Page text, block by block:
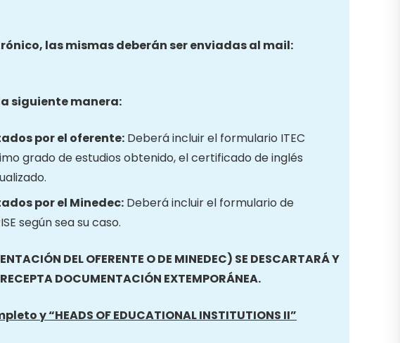
las mismas deberán ser enviadas al mail:
siguiente manera:
por el oferente: Deberá incluir el formulario ITEC
grado de estudios obtenido, el certificado de inglés
por el Minedec: Deberá incluir el formulario de
según sea su caso.
DEL OFERENTE O DE MINEDEC) SE DESCARTARÁ Y
DOCUMENTACIÓN EXTEMPORÁNEA.
y “HEADS OF EDUCATIONAL INSTITUTIONS II”